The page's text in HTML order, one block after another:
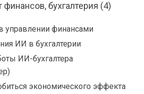
бухгалтерия (4)
управлении финансами
ИИ в бухгалтерии
ИИ-бухгалтера
экономического эффекта